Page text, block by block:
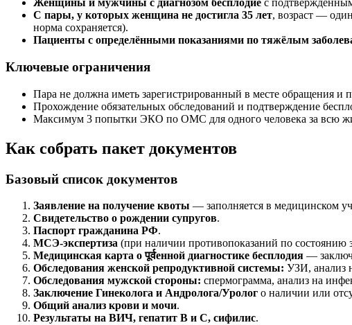
Женщины и мужчины с диагнозом бесплодие с
С пары, у которых женщина не достигла 35 лет, возраст —
норма сохраняется).
Пациенты с определёнными показаниями по тяжёлым
Ключевые ограничения
Пара не должна иметь зарегистрированный в месте обращения и
Прохождение обязательных обследований и подтверждение
Максимум 3 попытки ЭКО по ОМС для одного человека за всю
Как собрать пакет документов
Базовый список документов
Заявление на получение квоты — заполняется в медицинском
Свидетельство о рождении супругов.
Паспорт гражданина РФ.
МСЭ-экспертиза (при наличии противопоказаний по состоянию
Медицинская карта о पूर्वенной диагностике бесплодия —
Обследования женской репродуктивной системы: УЗИ, анализ
Обследования мужской стороны: спермограмма, анализ на
Заключение Гинеколога и Андролога/Уролог о наличии или
Общий анализ крови и мочи.
Результаты на ВИЧ, гепатит В и С, сифилис.